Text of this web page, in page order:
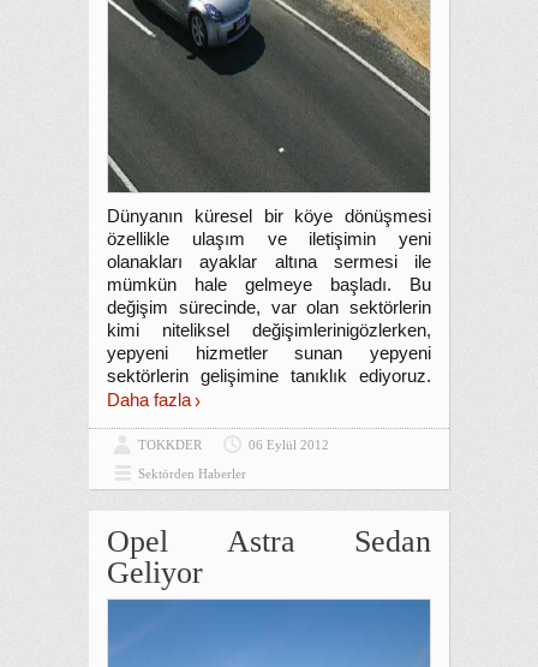
Dünyanın küresel bir köye dönüşmesi
özellikle ulaşım ve iletişimin yeni
olanakları ayaklar altına sermesi ile
mümkün hale gelmeye başladı. Bu
değişim sürecinde, var olan sektörlerin
kimi niteliksel değişimlerinigözlerken,
yepyeni hizmetler sunan yepyeni
sektörlerin gelişimine tanıklık ediyoruz.
Daha fazla
TOKKDER
06 Eylül 2012
Sektörden Haberler
Opel Astra Sedan
Geliyor